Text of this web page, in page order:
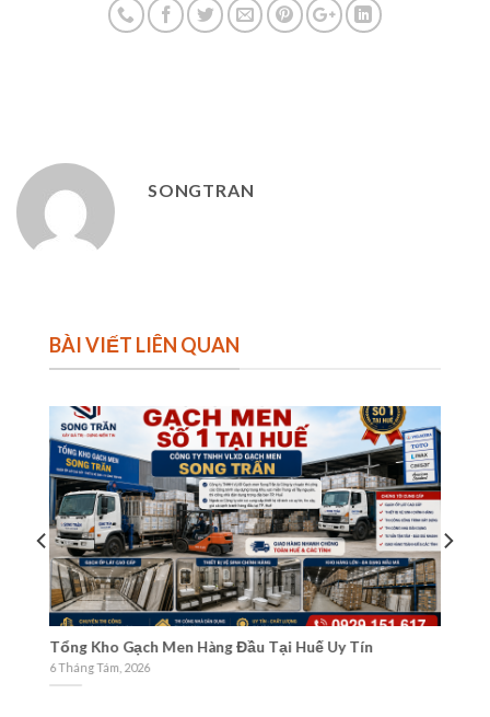
SONGTRAN
BÀI VIẾT LIÊN QUAN
Cách nhận biết cửa hàng gạch men uy tín trên Google
Maps
3 Tháng Tám, 2026